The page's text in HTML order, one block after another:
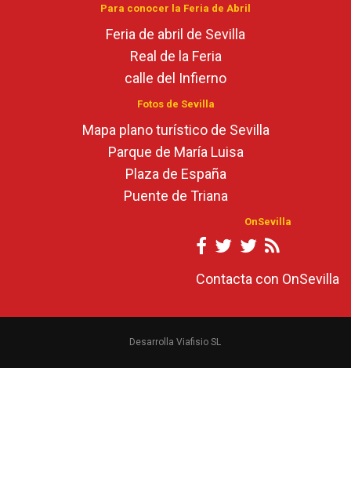
Para conocer la Feria de Abril
Feria de abril de Sevilla
Real de la Feria
calle del Infierno
Fotos de Sevilla
Mapa plano turístico de Sevilla
Parque de María Luisa
Plaza de España
Puente de Triana
OnSevilla
Contacta con OnSevilla
Desarrolla Viafisio SL